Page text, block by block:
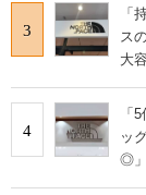
3
「
ス
大
4
「
ッ
◎」